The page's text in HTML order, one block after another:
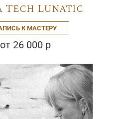
Tech Lunatic
К МАСТЕРУ
от 26 000 р